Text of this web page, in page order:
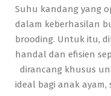
Suhu kandang yang
dalam keberhasilan
brooding. Untuk itu,
handal dan efisien
dirancang khusus
ideal bagi anak